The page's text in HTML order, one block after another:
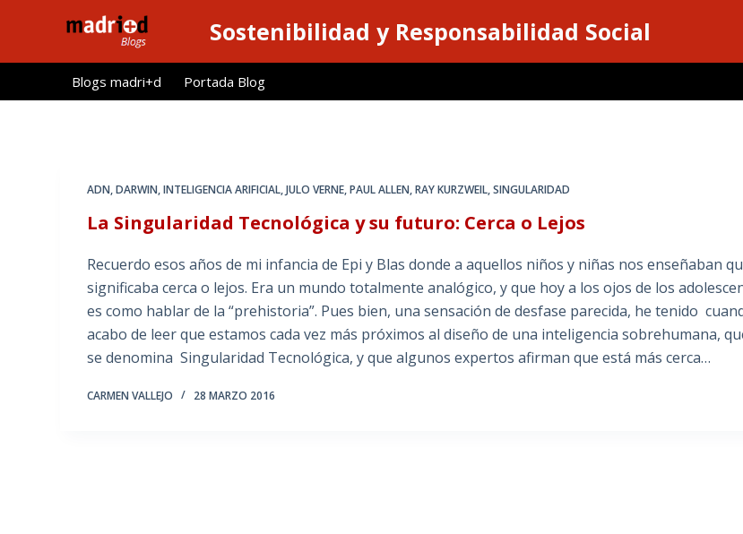
l
Sostenibilidad y Responsabilidad Social
Blogs madri+d Portada Blog
ADN,DARWIN,INTELIGENCIA ARIFICIAL,JULO VERNE,PAUL ALLEN,RAY KURZWEIL,SINGULARIDAD
La Singularidad Tecnológica y su futuro: Cerca o Lejos
Recuerdo esos años de mi infancia de Epi y Blas donde a aquellos niños y niñas nos enseñaban
significaba cerca o lejos. Era un mundo totalmente analógico, y que hoy a los ojos de los
es como hablar de la “prehistoria”. Pues bien, una sensación de desfase parecida, he tenido
acabo de leer que estamos cada vez más próximos al diseño de una inteligencia sobrehumana,
se denomina Singularidad Tecnológica, y que algunos expertos afirman que está más cerca…
CARMEN VALLEJO 28 MARZO 2016